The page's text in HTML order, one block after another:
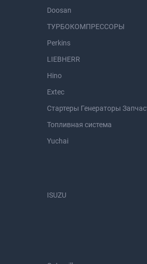
Doosan
ТУРБОКОМПРЕССОРЫ
Perkins
LIEBHERR
Hino
Extec
Стартеры Генераторы
Топливная система
Yuchai
ISUZU